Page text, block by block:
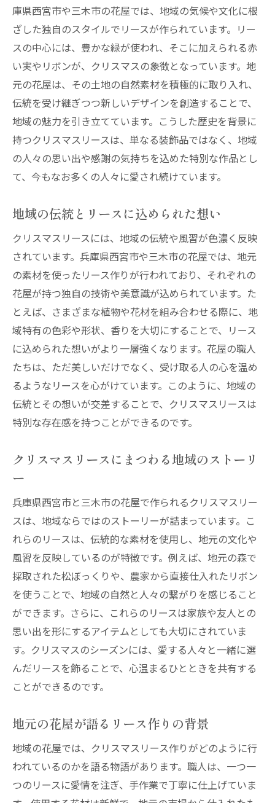
庫県西宮市や三木市の花屋では、地域の気候や文化に根
ざした独自のスタイルでリースが作られています。リー
スの中心には、豊かな緑が使われ、そこに加えられる赤
い実やリボンが、クリスマスの象徴となっています。地
元の花屋は、その土地の自然素材を積極的に取り入れ、
伝統を受け継ぎつつ新しいデザインを創造することで、
地域の魅力を引き立てています。こうした歴史を背景に
持つクリスマスリースは、単なる装飾品ではなく、地域
の人々の思い出や感謝の気持ちを込めた特別な作品とし
て、今もなお多くの人々に愛され続けています。
地域の伝統とリースに込められた想い
クリスマスリースには、地域の伝統や風習が色濃く反映
されています。兵庫県西宮市や三木市の花屋では、地元
の素材を使ったリース作りが行われており、それぞれの
花屋が持つ独自の技術や美意識が込められています。た
とえば、さまざまな植物や花材を組み合わせる際に、地
域特有の色彩や形状、香りを大切にすることで、リース
に込められた想いがより一層強くなります。花屋の職人
たちは、ただ美しいだけでなく、受け取る人の心を温め
るようなリースを心がけています。このように、地域の
伝統とその想いが交差することで、クリスマスリースは
特別な存在感を持つことができるのです。
クリスマスリースにまつわる地域のストーリ
ー
兵庫県西宮市と三木市の花屋で作られるクリスマスリー
スは、地域ならではのストーリーが詰まっています。こ
れらのリースは、伝統的な素材を使用し、地元の文化や
風習を反映しているのが特徴です。例えば、地元の森で
採取された松ぼっくりや、農家から直接仕入れたリボン
を使うことで、地域の自然と人々の繋がりを感じること
ができます。さらに、これらのリースは家族や友人との
思い出を形にするアイテムとしても大切にされていま
す。クリスマスのシーズンには、愛する人々と一緒に選
んだリースを飾ることで、心温まるひとときを共有する
ことができるのです。
地元の花屋が語るリース作りの背景
地域の花屋では、クリスマスリース作りがどのように行
われているのかを語る物語があります。職人は、一つ一
つのリースに愛情を注ぎ、手作業で丁寧に仕上げていま